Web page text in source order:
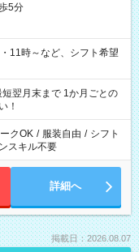
5分
時～など、シフト希望
短翌月末まで 1か月ごとの
！
クOK / 服装自由 / シフト
スキル不要
詳細へ
掲載日：2026.08.07